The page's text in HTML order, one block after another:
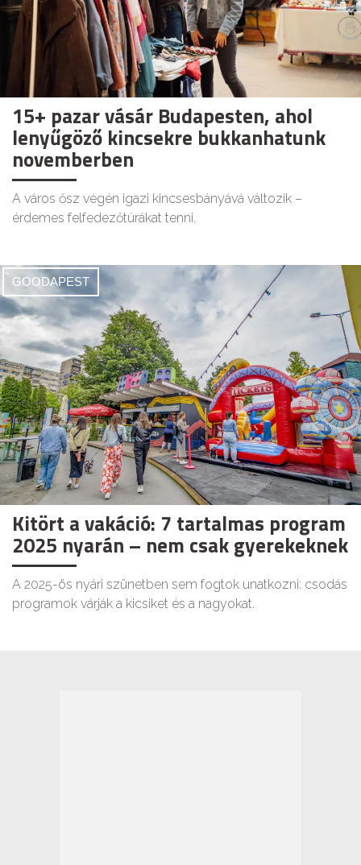
15+ pazar vásár Budapesten, ahol
lenyűgöző kincsekre bukkanhatunk
novemberben
A város ősz végén igazi kincsesbányává változik –
érdemes felfedezőtúrákat tenni.
GOODAPEST
Kitört a vakáció: 7 tartalmas program
2025 nyarán – nem csak gyerekeknek
A 2025-ös nyári szünetben sem fogtok unatkozni: csodás
programok várják a kicsiket és a nagyokat.